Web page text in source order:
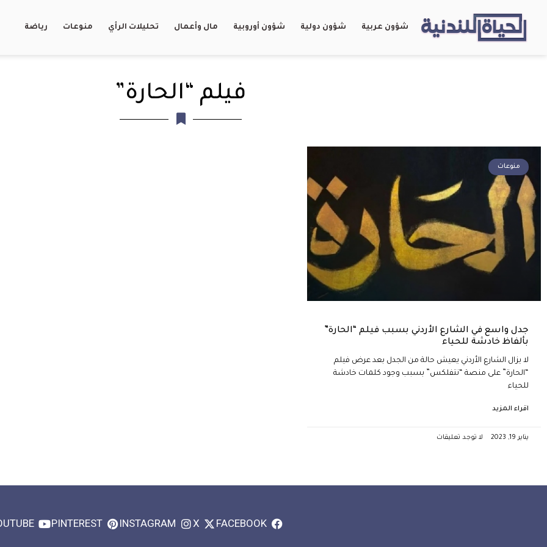
شؤون عربية شؤون دولية شؤون أوروبية مال وأعمال تحليلات الرأي منوعات رياضة
فيلم “الحارة”
منوعات
جدل واسع في الشارع الأردني بسبب فيلم “الحارة”
بألفاظ خادشة للحياء
لا يزال الشارع الأردني يعيش حالة من الجدل بعد عرض فيلم
“الحارة” على منصة “نتفلكس” بسبب وجود كلمات خادشة
للحياء
اقراء المزيد
يناير 19, 2023 لا توجد تعليقات
FACEBOOK
X
INSTAGRAM
PINTEREST